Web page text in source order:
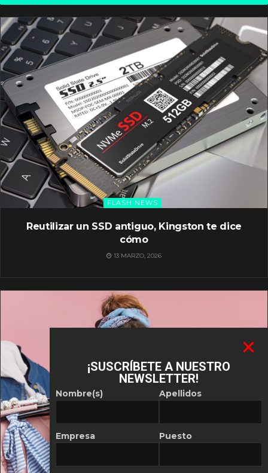
FLASH NEWS
Reutilizar un SSD antiguo, Kingston te dice
cómo
13 MARZO, 2026
¡SUSCRÍBETE A NUESTRO
NEWSLETTER!
Nombre(s)
Empresa
Apellidos
Puesto